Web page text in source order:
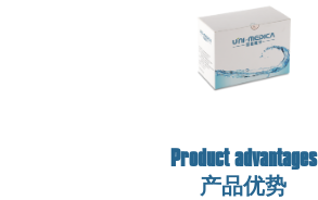
Product advantages
产品优势